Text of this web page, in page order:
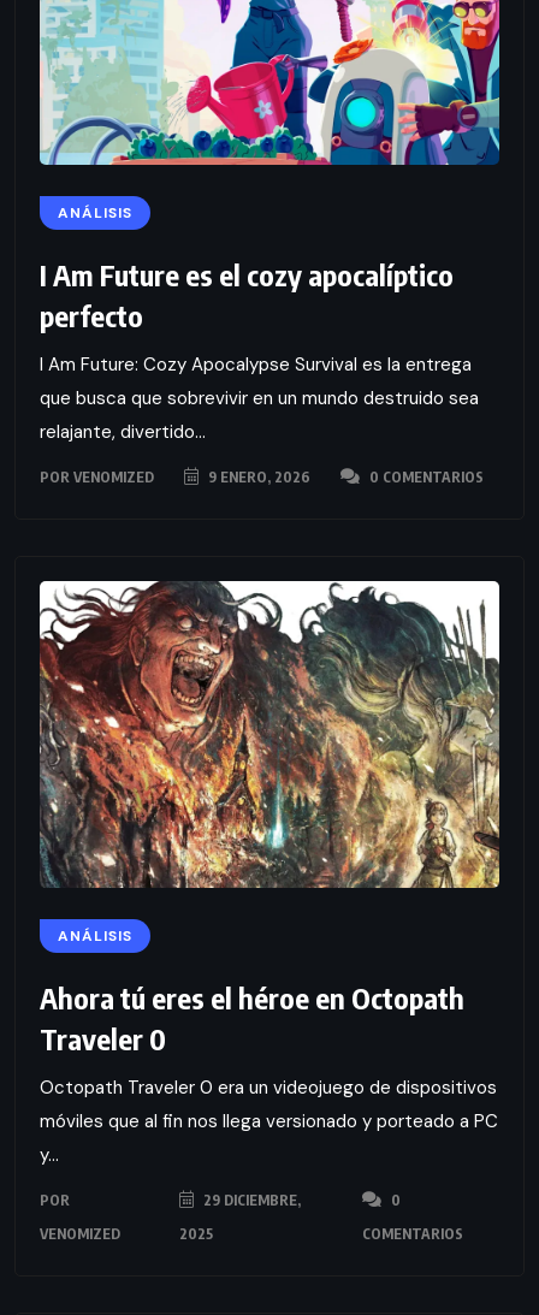
ANÁLISIS
I Am Future es el cozy apocalíptico
perfecto
I Am Future: Cozy Apocalypse Survival es la entrega
que busca que sobrevivir en un mundo destruido sea
relajante, divertido...
POR VENOMIZED 9 ENERO, 2026 0 COMENTARIOS
ANÁLISIS
Ahora tú eres el héroe en Octopath
Traveler 0
Octopath Traveler 0 era un videojuego de dispositivos
móviles que al fin nos llega versionado y porteado a PC
y...
POR
VENOMIZED
29 DICIEMBRE,
2025
0
COMENTARIOS